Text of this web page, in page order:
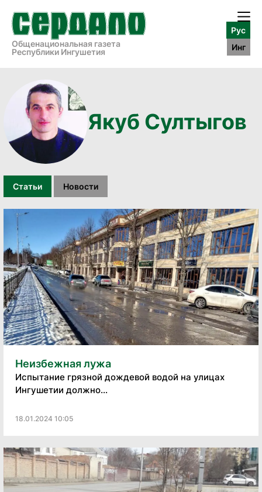
Общенациональная газета
Республики Ингушетия
Рус
Инг
Якуб Султыгов
Статьи Новости
Неизбежная лужа
Испытание грязной дождевой водой на улицах
Ингушетии должно...
18.01.2024 10:05